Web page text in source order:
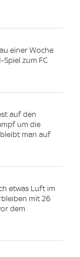
einer Woche
zum FC
auf den
um die
man auf
etwas Luft im
mit 26
dem